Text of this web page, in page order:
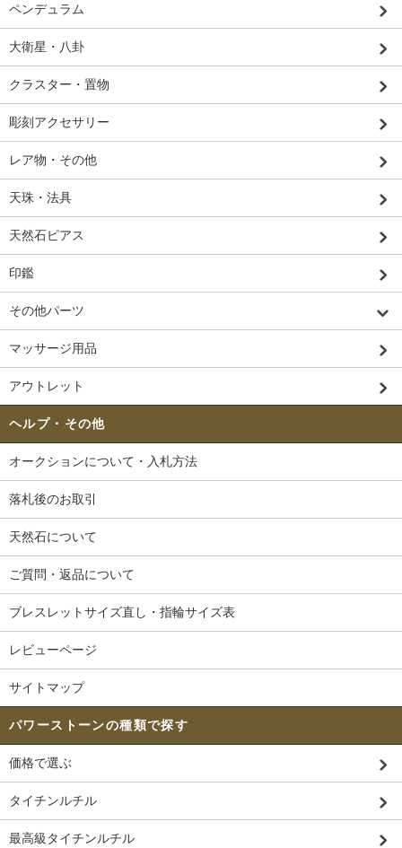
ペンデュラム
大衛星・八卦
クラスター・置物
彫刻アクセサリー
レア物・その他
天珠・法具
天然石ピアス
印鑑
その他パーツ
マッサージ用品
アウトレット
ヘルプ・その他
オークションについて・入札方法
落札後のお取引
天然石について
ご質問・返品について
ブレスレットサイズ直し・指輪サイズ表
レビューページ
サイトマップ
パワーストーンの種類で探す
価格で選ぶ
タイチンルチル
最高級タイチンルチル